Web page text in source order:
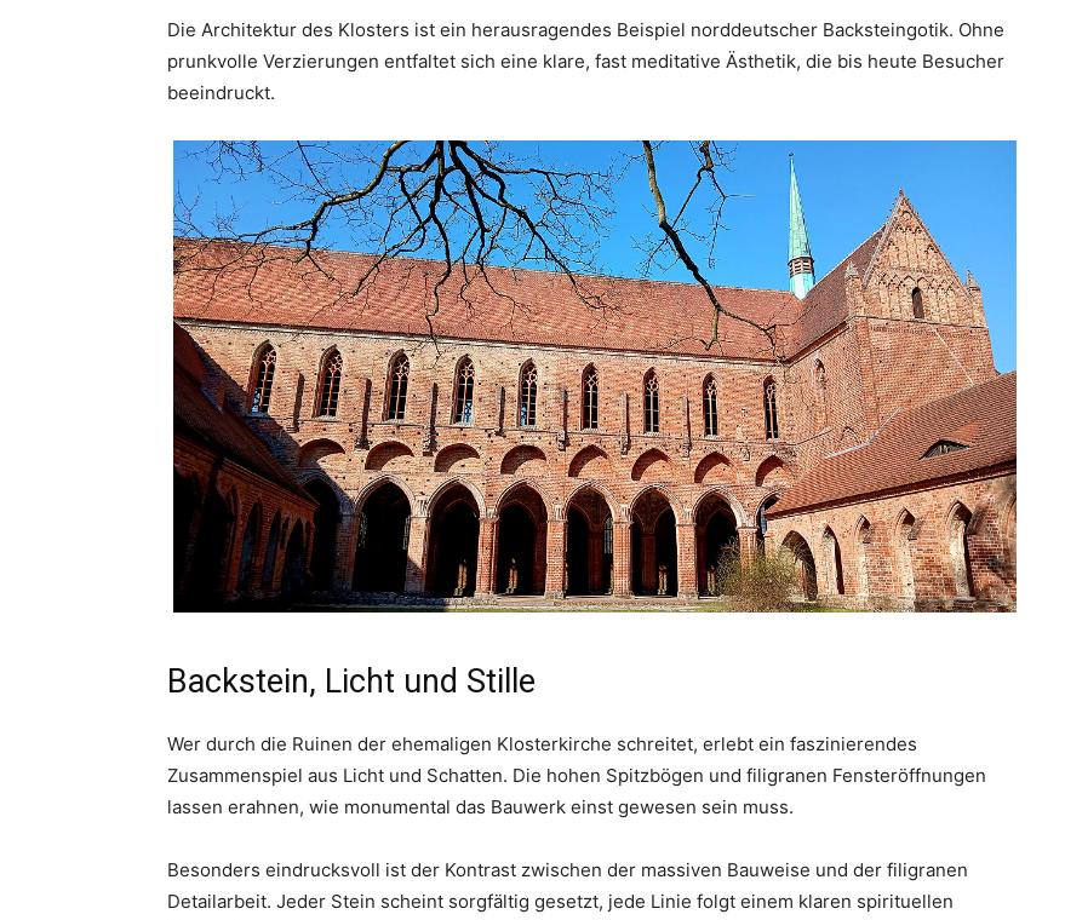
Die Architektur des Klosters ist ein herausragendes Beispiel norddeutscher Backsteingotik. Ohne
prunkvolle Verzierungen entfaltet sich eine klare, fast meditative Ästhetik, die bis heute Besucher
beeindruckt.
Backstein, Licht und Stille
Wer durch die Ruinen der ehemaligen Klosterkirche schreitet, erlebt ein faszinierendes
Zusammenspiel aus Licht und Schatten. Die hohen Spitzbögen und filigranen Fensteröffnungen
lassen erahnen, wie monumental das Bauwerk einst gewesen sein muss.
Besonders eindrucksvoll ist der Kontrast zwischen der massiven Bauweise und der filigranen
Detailarbeit. Jeder Stein scheint sorgfältig gesetzt, jede Linie folgt einem klaren spirituellen